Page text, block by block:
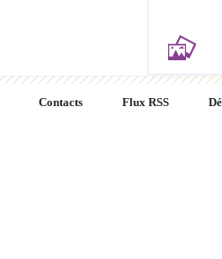
Contacts Flux RSS